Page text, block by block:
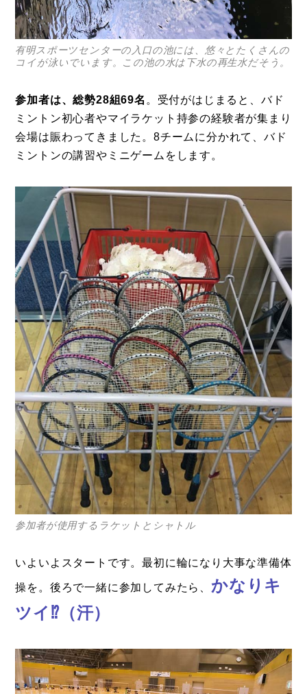
コラム
特集
事例
トピックス
Photos
運営会社
登録
有明スポーツセンターの入口の池には、悠々とたくさんの
コイが泳いでいます。この池の水は下水の再生水だそう。
参加者は、総勢28組69名 。受付がはじまると、バド
ミントン初心者やマイラケット持参の経験者が集まり
会場は賑わってきました。8チームに分かれて、バド
ミントンの講習やミニゲームをします。
参加者が使用するラケットとシャトル
いよいよスタートです。最初に輪になり大事な準備体
操を。後ろで一緒に参加してみたら、 かなりキ
ツイ⁉（汗）